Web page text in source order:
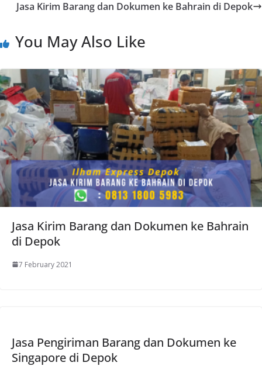
Jasa Kirim Barang dan Dokumen ke Bahrain di Depok
You May Also Like
Jasa Kirim Barang dan Dokumen ke Bahrain
di Depok
7 February 2021
Jasa Pengiriman Barang dan Dokumen ke
Singapore di Depok